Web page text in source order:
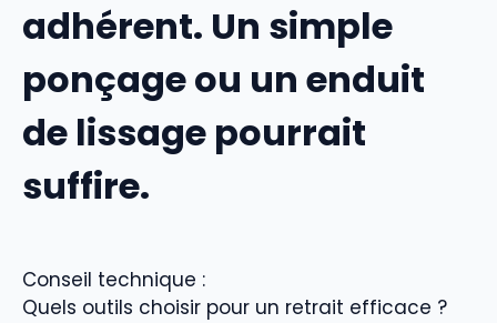
adhérent. Un simple
ponçage ou un enduit
de lissage pourrait
suffire.
Conseil technique :
Quels outils choisir pour un retrait efficace ?